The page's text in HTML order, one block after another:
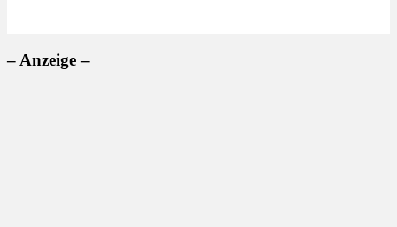
– Anzeige –